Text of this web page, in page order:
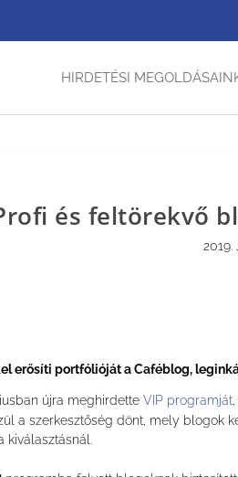
HIRDETÉSI
és feltörekvő
2019.
erősíti portfólióját a Caféblog,
újra meghirdette VIP programját
a szerkesztőség dönt, mely blogok
kiválasztásnál.